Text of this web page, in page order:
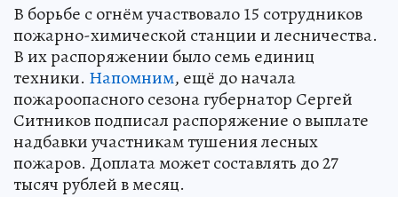
В борьбе с огнём участвовало 15 сотрудников
пожарно-химической станции и лесничества.
В их распоряжении было семь единиц
техники. Напомним, ещё до начала
пожароопасного сезона губернатор Сергей
Ситников подписал распоряжение о выплате
надбавки участникам тушения лесных
пожаров. Доплата может составлять до 27
тысяч рублей в месяц.